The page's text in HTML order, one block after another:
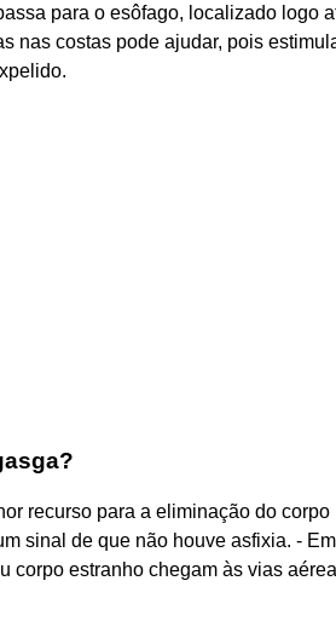
para o esôfago, localizado logo
nas costas pode ajudar, pois
recurso para a eliminação do corpo
sinal de que não houve asfixia. -
corpo estranho chegam às vias